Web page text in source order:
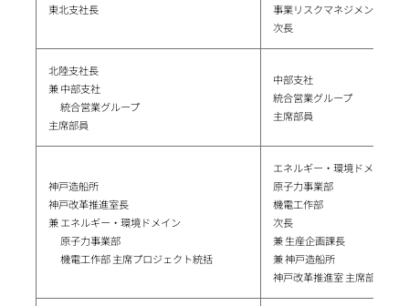
東北支社長
事業リスクマネジメント部
次長
北陸支社長
兼 中部支社
統合営業グループ
主席部員
中部支社
統合営業グループ
主席部員
神戸造船所
神戸改革推進室長
兼 エネルギー・環境ドメイン
原子力事業部
機電工作部 主席プロジェクト統括
エネルギー・環境ドメイン
原子力事業部
機電工作部
次長
兼 生産企画課長
兼 神戸造船所
神戸改革推進室 主席部員